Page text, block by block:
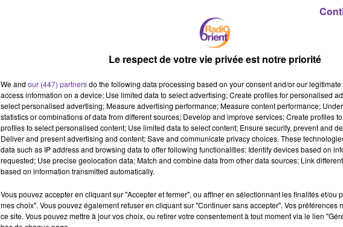
PLURIEL, le rendez-vous politique du vendredi 2 septembre 2022
Bonneuil-sur-Marne, membre du Conseil national du Parti
Socialiste.
Emission présentée par Loïc Barrière, diffusée le vendredi 2
septembre 2022
18 min
Le respect de votre vie privée est notre priorité
We and our (447) partnersdo the following data processing based on your consent and/or our
access information on a device; Use limited data to select advertising; Create profiles for personalised
select personalised advertising; Measure advertising performance; Measure content performance;
statistics or combinations of data from different sources; Develop and improve services; Create profiles
profiles to select personalised content; Use limited data to select content; Ensure security, prevent and
Deliver and present advertising and content; Save and communicate privacy choices. These
data such as IP address and browsing data to offer following functionalities: Identify devices based on
requested; Use precise geolocation data; Match and combine data from other data sources; Link
based on information transmitted automatically.
Vous pouvez accepter en cliquant sur "Accepter et fermer", ou affiner en sélectionnant les finalités et/ou
mes choix". Vous pouvez également refuser en cliquant sur "Continuer sans accepter". Vos préférences
ce site. Vous pouvez mettre à jour vos choix, ou retirer votre consentement à tout moment via le lien